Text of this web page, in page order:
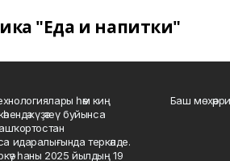
"Еда и напитки"
һәм киң
күҙәтеү буйынса
идаралығында теркәлде.
һаны 2025 йылдың 19
Баш